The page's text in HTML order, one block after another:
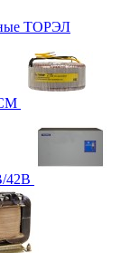
ТОРЭЛ
42В